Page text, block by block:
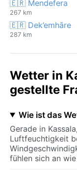
🇪🇷 Mendefera
267 km
🇪🇷 Dek’emhāre
287 km
Wetter in
gestellte
Wie ist das
Gerade in
Luftfeuchtigkeit
fühlen sich an